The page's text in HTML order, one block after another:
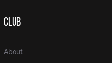
CLUB
About